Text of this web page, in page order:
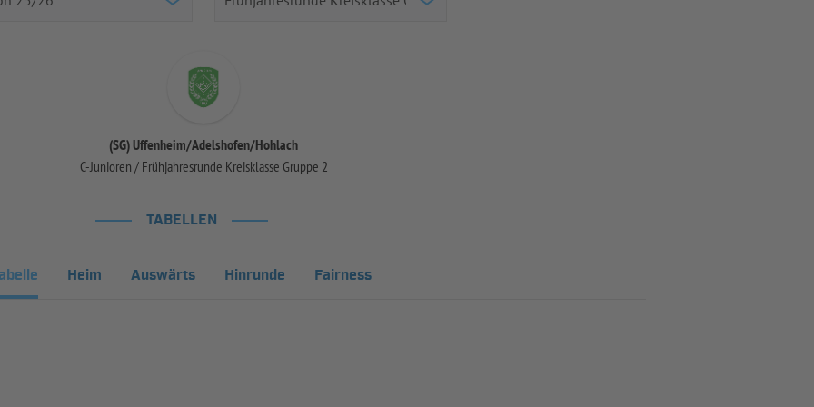
(SG) Uffenheim/Adelshofen/Hohlach
C-Junioren / Frühjahresrunde Kreisklasse Gruppe 2
TABELLEN
Heim Auswärts Hinrunde Fairness